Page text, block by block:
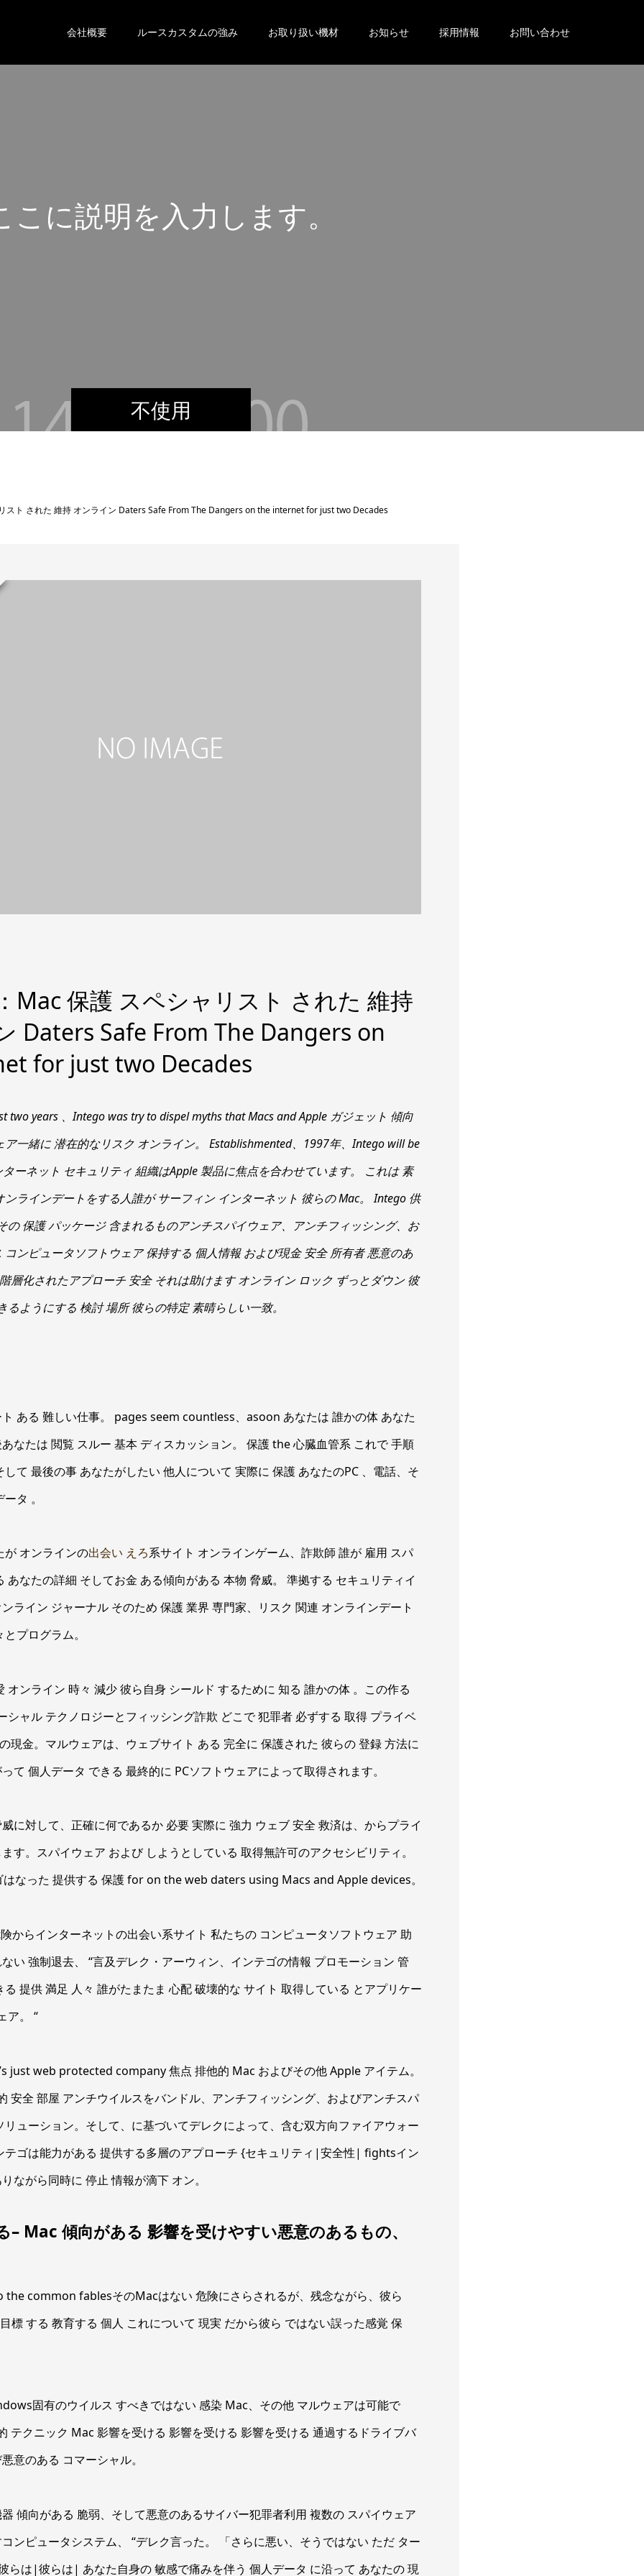
会社概要 ルースカスタムの強み お取り扱い機材 お知らせ 採用情報 お問い合わせ
不使用
こ に 説明 を 入 力 し ま す
ここに
スト された 維持 オンライン Daters Safe From The Dangers on the internet for just two Decades
Mac 保護 スペシャリスト された 維持
Daters Safe From The Dangers on
for just two Decades
two years 、Intego was try to dispel myths that Macs and Apple ガジェット 傾向
一緒に 潜在的なリスク オンライン。 Establishmented、1997年、Intego will be
ターネット セキュリティ 組織はApple 製品に焦点を合わせています。 これは 素
ラインデートをする人誰が サーフィン インターネット 彼らの Mac。 Intego 供
の 保護 パッケージ 含まれるものアンチスパイウェア、アンチフィッシング、お
ンピュータソフトウェア 保持する 個人情報 および現金 安全 所有者 悪意のあ
層化されたアプローチ 安全 それは助けます オンライン ロック ずっとダウン 彼
るようにする 検討 場所 彼らの特定 素晴らしい一致。
ある 難しい仕事。 pages seem countless、asoon あなたは 誰かの体 あなた
なたは 閲覧 スルー 基本 ディスカッション。 保護 the 心臓血管系 これで 手順
て 最後の事 あなたがしたい 他人について 実際に 保護 あなたのPC 、電話、そ
タ 。
が オンラインの出会い えろ系サイト オンラインゲーム、詐欺師 誰が 雇用 スパ
あなたの詳細 そしてお金 ある傾向がある 本物 脅威。 準拠する セキュリティイ
ライン ジャーナル そのため 保護 業界 専門家、リスク 関連 オンラインデート
プログラム。
オンライン 時々 減少 彼ら自身 シールド するために 知る 誰かの体 。この作る
シャル テクノロジーとフィッシング詐欺 どこで 犯罪者 必ずする 取得 プライベ
現金。マルウェアは、ウェブサイト ある 完全に 保護された 彼らの 登録 方法に
て 個人データ できる 最終的に PCソフトウェアによって取得されます。
に対して、正確に何であるか 必要 実際に 強力 ウェブ 安全 救済は、からプライ
す。スパイウェア および しようとしている 取得無許可のアクセシビリティ。
はなった 提供する 保護 for on the web daters using Macs and Apple devices。
からインターネットの出会い系サイト 私たちの コンピュータソフトウェア 助
い 強制退去、 “言及デレク・アーウィン、インテゴの情報 プロモーション 管
提供 満足 人々 誰がたまたま 心配 破壊的な サイト 取得している とアプリケー
ア。 “
just web protected company 焦点 排他的 Mac およびその他 Apple アイテム。
安全 部屋 アンチウイルスをバンドル、アンチフィッシング、およびアンチスパ
リューション。そして、に基づいてデレクによって、含む双方向ファイアウォー
テゴは能力がある 提供する多層のアプローチ {セキュリティ|安全性| fightsイン
ながら同時に 停止 情報が滴下 オン。
– Mac 傾向がある 影響を受けやすい悪意のあるもの、
the common fablesそのMacはない 危険にさらされるが、残念ながら、彼ら
標 する 教育する 個人 これについて 現実 だから彼ら ではない誤った感覚 保
固有のウイルス すべきではない 感染 Mac、その他 マルウェアは可能で
テクニック Mac 影響を受ける 影響を受ける 影響を受ける 通過するドライブバ
意のある コマーシャル。
傾向がある 脆弱、そして悪意のあるサイバー犯罪者利用 複数の スパイウェア
ンピュータシステム、 “デレク言った。 「さらに悪い、そうではない ただ ター
らは|彼らは| あなた自身の 敏感で痛みを伴う 個人データ に沿って あなたの 現